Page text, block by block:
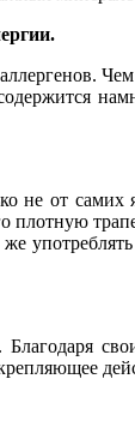
Чем
не от
плотную